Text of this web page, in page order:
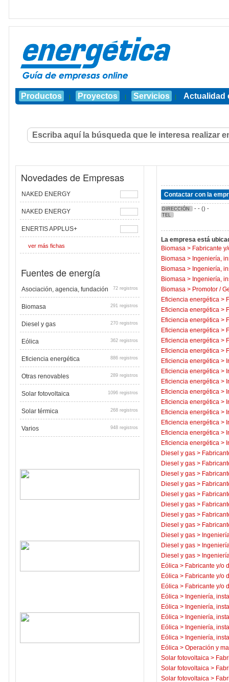
Productos | Proyectos | Servicios | Actualidad
Novedades de Empresas
NAKED ENERGY
NAKED ENERGY
ENERTIS APPLUS+
ver más fichas
Fuentes de energía
Asociación, agencia, fundación 72 registros
Biomasa 291 registros
Diesel y gas 270 registros
Eólica 362 registros
Eficiencia energética 886 registros
Otras renovables 289 registros
Solar fotovoltaica 1096 registros
Solar térmica 268 registros
Varios 948 registros
Contactar con la
DIRECCIÓN - - () -
TEL
La empresa está
Biomasa > Fabricante
Biomasa > Ingeniería,
Biomasa > Ingeniería,
Biomasa > Ingeniería,
Biomasa > Promotor /
Eficiencia energética >
Eficiencia energética >
Eficiencia energética >
Eficiencia energética >
Eficiencia energética >
Eficiencia energética >
Eficiencia energética >
Eficiencia energética >
Eficiencia energética >
Eficiencia energética >
Eficiencia energética >
Eficiencia energética >
Eficiencia energética >
Eficiencia energética >
Eficiencia energética >
Diesel y gas >
Diesel y gas >
Diesel y gas >
Diesel y gas >
Diesel y gas >
Diesel y gas >
Diesel y gas >
Diesel y gas >
Diesel y gas >
Diesel y gas >
Diesel y gas >
Eólica > Fabricante y/o
Eólica > Fabricante y/o
Eólica > Fabricante y/o
Eólica > Ingeniería,
Eólica > Ingeniería,
Eólica > Ingeniería,
Eólica > Ingeniería,
Eólica > Ingeniería,
Eólica > Operación y
Solar fotovoltaica >
Solar fotovoltaica >
Solar fotovoltaica >